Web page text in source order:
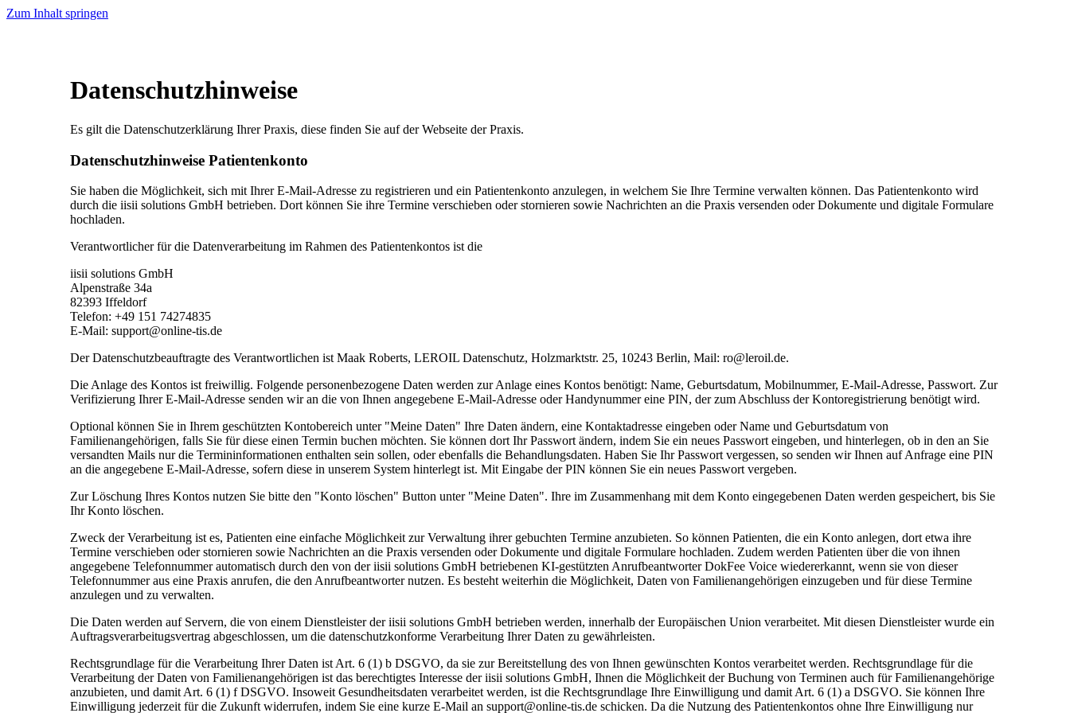
Zum Inhalt springen
Datenschutzhinweise
Es gilt die Datenschutzerklärung Ihrer Praxis, diese finden Sie auf der Webseite der Praxis.
Datenschutzhinweise Patientenkonto
Sie haben die Möglichkeit, sich mit Ihrer E-Mail-Adresse zu registrieren und ein Patientenkonto anzulegen, in welchem Sie Ihre Termine verwalten können. Das Patientenkonto wird
durch die iisii solutions GmbH betrieben. Dort können Sie ihre Termine verschieben oder stornieren sowie Nachrichten an die Praxis versenden oder Dokumente und digitale Formulare
hochladen.
Verantwortlicher für die Datenverarbeitung im Rahmen des Patientenkontos ist die
iisii solutions GmbH
Alpenstraße 34a
82393 Iffeldorf
Telefon: +49 151 74274835
E-Mail: support@online-tis.de
Der Datenschutzbeauftragte des Verantwortlichen ist Maak Roberts, LEROIL Datenschutz, Holzmarktstr. 25, 10243 Berlin, Mail: ro@leroil.de.
Die Anlage des Kontos ist freiwillig. Folgende personenbezogene Daten werden zur Anlage eines Kontos benötigt: Name, Geburtsdatum, Mobilnummer, E-Mail-Adresse, Passwort. Zur
Verifizierung Ihrer E-Mail-Adresse senden wir an die von Ihnen angegebene E-Mail-Adresse oder Handynummer eine PIN, der zum Abschluss der Kontoregistrierung benötigt wird.
Optional können Sie in Ihrem geschützten Kontobereich unter "Meine Daten" Ihre Daten ändern, eine Kontaktadresse eingeben oder Name und Geburtsdatum von
Familienangehörigen, falls Sie für diese einen Termin buchen möchten. Sie können dort Ihr Passwort ändern, indem Sie ein neues Passwort eingeben, und hinterlegen, ob in den an Sie
versandten Mails nur die Termininformationen enthalten sein sollen, oder ebenfalls die Behandlungsdaten. Haben Sie Ihr Passwort vergessen, so senden wir Ihnen auf Anfrage eine PIN
an die angegebene E-Mail-Adresse, sofern diese in unserem System hinterlegt ist. Mit Eingabe der PIN können Sie ein neues Passwort vergeben.
Zur Löschung Ihres Kontos nutzen Sie bitte den "Konto löschen" Button unter "Meine Daten". Ihre im Zusammenhang mit dem Konto eingegebenen Daten werden gespeichert, bis Sie
Ihr Konto löschen.
Zweck der Verarbeitung ist es, Patienten eine einfache Möglichkeit zur Verwaltung ihrer gebuchten Termine anzubieten. So können Patienten, die ein Konto anlegen, dort etwa ihre
Termine verschieben oder stornieren sowie Nachrichten an die Praxis versenden oder Dokumente und digitale Formulare hochladen. Zudem werden Patienten über die von ihnen
angegebene Telefonnummer automatisch durch den von der iisii solutions GmbH betriebenen KI-gestützten Anrufbeantworter DokFee Voice wiedererkannt, wenn sie von dieser
Telefonnummer aus eine Praxis anrufen, die den Anrufbeantworter nutzen. Es besteht weiterhin die Möglichkeit, Daten von Familienangehörigen einzugeben und für diese Termine
anzulegen und zu verwalten.
Die Daten werden auf Servern, die von einem Dienstleister der iisii solutions GmbH betrieben werden, innerhalb der Europäischen Union verarbeitet. Mit diesen Dienstleister wurde ein
Auftragsverarbeitugsvertrag abgeschlossen, um die datenschutzkonforme Verarbeitung Ihrer Daten zu gewährleisten.
Rechtsgrundlage für die Verarbeitung Ihrer Daten ist Art. 6 (1) b DSGVO, da sie zur Bereitstellung des von Ihnen gewünschten Kontos verarbeitet werden. Rechtsgrundlage für die
Verarbeitung der Daten von Familienangehörigen ist das berechtigtes Interesse der iisii solutions GmbH, Ihnen die Möglichkeit der Buchung von Terminen auch für Familienangehörige
anzubieten, und damit Art. 6 (1) f DSGVO. Insoweit Gesundheitsdaten verarbeitet werden, ist die Rechtsgrundlage Ihre Einwilligung und damit Art. 6 (1) a DSGVO. Sie können Ihre
Einwilligung jederzeit für die Zukunft widerrufen, indem Sie eine kurze E-Mail an support@online-tis.de schicken. Da die Nutzung des Patientenkontos ohne Ihre Einwilligung nur